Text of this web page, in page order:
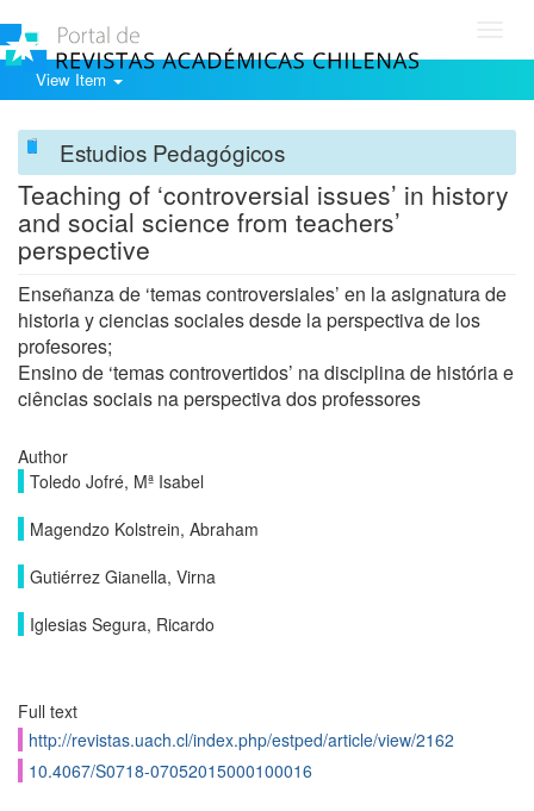
View Item
Estudios Pedagógicos
Teaching of ‘controversial issues’ in history
and social science from teachers’
perspective
Enseñanza de ‘temas controversiales’ en la asignatura de
historia y ciencias sociales desde la perspectiva de los
profesores;
Ensino de ‘temas controvertidos’ na disciplina de história e
ciências sociais na perspectiva dos professores
Author
Toledo Jofré, Mª Isabel
Magendzo Kolstrein, Abraham
Gutiérrez Gianella, Virna
Iglesias Segura, Ricardo
Full text
http://revistas.uach.cl/index.php/estped/article/view/2162
10.4067/S0718-07052015000100016